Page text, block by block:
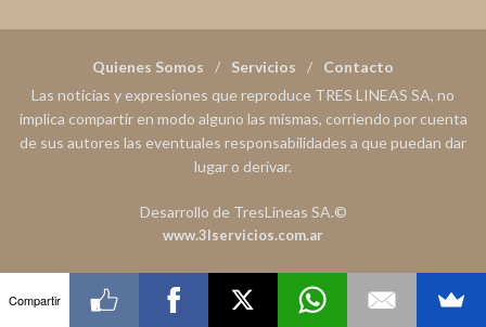
Quienes Somos Servicios
Contacto
Las noticias y expresiones que reproduce TRES LINEAS SA, no
implica compartir en modo alguno las mismas, corriendo por cuenta
de sus autores las eventuales responsabilidades a que puedan dar
lugar o derivar.
Desarrollo de TresLineas SA.©
www.3lservicios.com.ar
Compartir